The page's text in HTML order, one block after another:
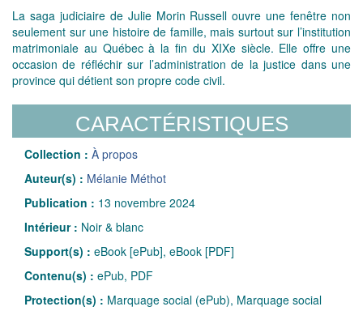
La saga judiciaire de Julie Morin Russell ouvre une fenêtre non
seulement sur une histoire de famille, mais surtout sur l’institution
matrimoniale au Québec à la fin du XIXe siècle. Elle offre une
occasion de réfléchir sur l’administration de la justice dans une
province qui détient son propre code civil.
CARACTÉRISTIQUES
Collection : À propos
Auteur(s) : Mélanie Méthot
Publication : 13 novembre 2024
Intérieur : Noir & blanc
Support(s) : eBook [ePub], eBook [PDF]
Contenu(s) : ePub, PDF
Protection(s) : Marquage social (ePub), Marquage social